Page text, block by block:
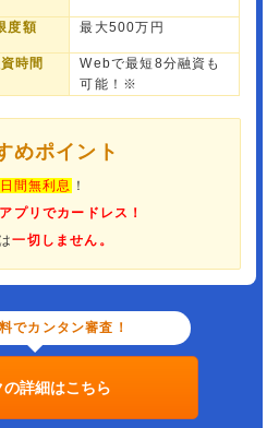
度額 最大500万円
時間
Webで最短8分融資も
可能！※
めポイント
間無利息
！
アプリでカードレス！
一切しません。
でカンタン審査！
の詳細はこちら